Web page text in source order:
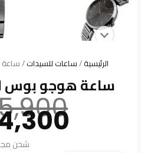
الرئيسية/ساعات للسيدات/ ساعة
ساعة هوجو بوس
شحن